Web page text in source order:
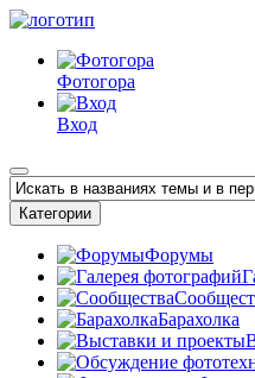
Фотогора
Вход
Категории
Форумы
Барахолка